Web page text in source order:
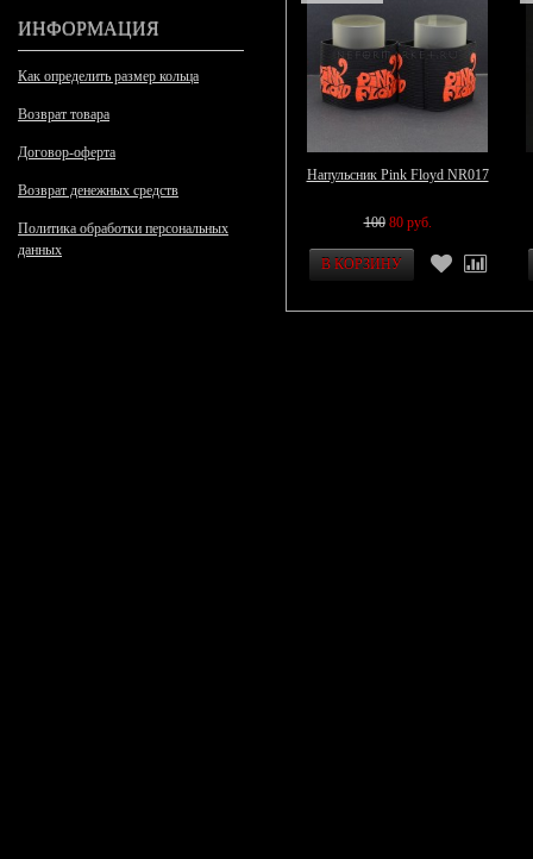
ИНФОРМАЦИЯ
Как определить размер кольца
Возврат товара
Договор-оферта
Возврат денежных средств
Политика обработки персональных
данных
Напульсник Pink Floyd NR017
100 80 руб.